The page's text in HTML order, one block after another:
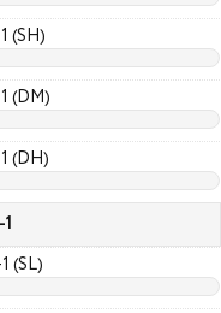
(SH)
(DM)
(DH)
(SL)